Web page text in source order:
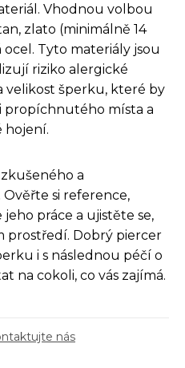
Vhodnou volbou
zlato (minimálně 14
Tyto materiály jsou
riziko alergické
velikost šperku, které by
propíchnutého místa a
hojení.
a
si reference,
práce a ujistěte se,
prostředí. Dobrý piercer
i s následnou péčí o
na cokoli, co vás zajímá.
nás